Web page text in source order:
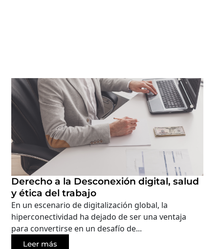
Derecho a la Desconexión digital, salud
y ética del trabajo
En un escenario de digitalización global, la
hiperconectividad ha dejado de ser una ventaja
para convertirse en un desafío de...
Leer más